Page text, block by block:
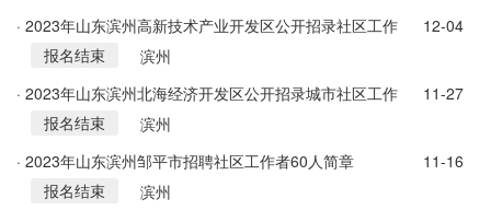
· 2023年山东滨州高新技术产业开发区公开招录社区工作
者公告
12-04
报名结束
滨州
· 2023年山东滨州北海经济开发区公开招录城市社区工作
者20人公告
11-27
报名结束
滨州
· 2023年山东滨州邹平市招聘社区工作者60人简章
11-16
报名结束
滨州